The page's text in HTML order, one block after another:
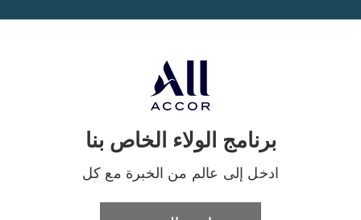
برنامج الولاء الخاص بنا
ادخل إلى عالم من الخبرة مع كل